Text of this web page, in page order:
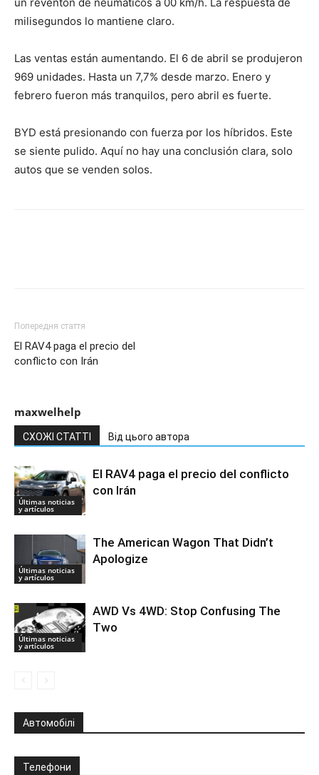
milisegundos lo mantiene claro.
Las ventas están aumentando. El 6 de abril se produjeron
969 unidades. Hasta un 7,7% desde marzo. Enero y
febrero fueron más tranquilos, pero abril es fuerte.
BYD está presionando con fuerza por los híbridos. Este
se siente pulido. Aquí no hay una conclusión clara, solo
autos que se venden solos.
Попередня стаття
El RAV4 paga el precio del
conflicto con Irán
maxwelhelp
СХОЖІ СТАТТІ Від цього автора
Últimas noticias
y artículos
El RAV4 paga el precio del conflicto
con Irán
Últimas noticias
y artículos
The American Wagon That Didn’t
Apologize
Últimas noticias
y artículos
AWD Vs 4WD: Stop Confusing The
Two
Автомобілі
Телефони